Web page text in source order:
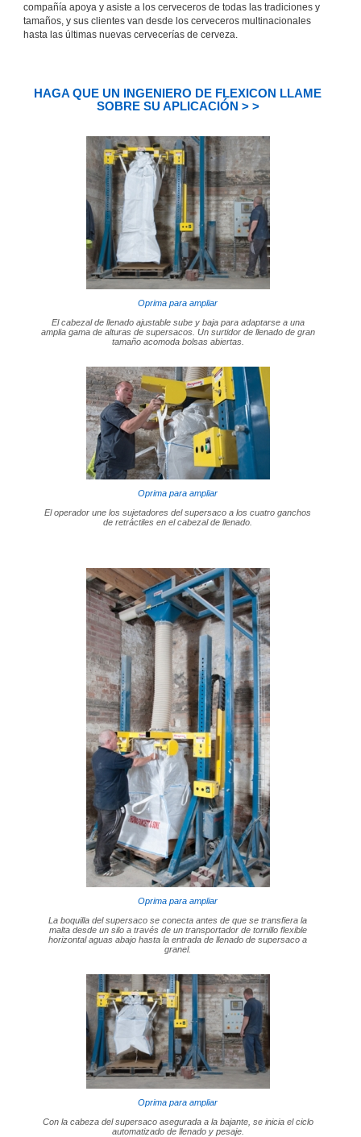
compañía apoya y asiste a los cerveceros de todas las tradiciones y
tamaños, y sus clientes van desde los cerveceros multinacionales
hasta las últimas nuevas cervecerías de cerveza.
HAGA QUE UN INGENIERO DE FLEXICON LLAME
SOBRE SU APLICACIÓN > >
Oprima para ampliar
El cabezal de llenado ajustable sube y baja para adaptarse a una
amplia gama de alturas de supersacos. Un surtidor de llenado de gran
tamaño acomoda bolsas abiertas.
Oprima para ampliar
El operador une los sujetadores del supersaco a los cuatro ganchos
de retráctiles en el cabezal de llenado.
Oprima para ampliar
La boquilla del supersaco se conecta antes de que se transfiera la
malta desde un silo a través de un transportador de tornillo flexible
horizontal aguas abajo hasta la entrada de llenado de supersaco a
granel.
Oprima para ampliar
Con la cabeza del supersaco asegurada a la bajante, se inicia el ciclo
automatizado de llenado y pesaje.